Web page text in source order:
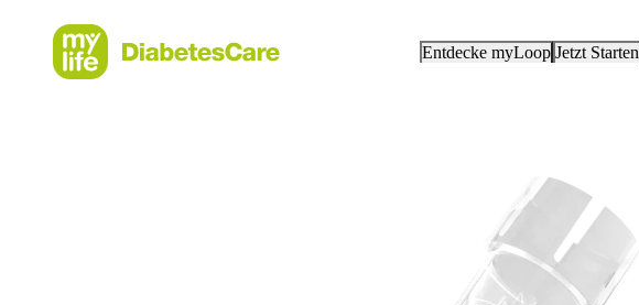
Entdecke myLoop Jetzt Starten